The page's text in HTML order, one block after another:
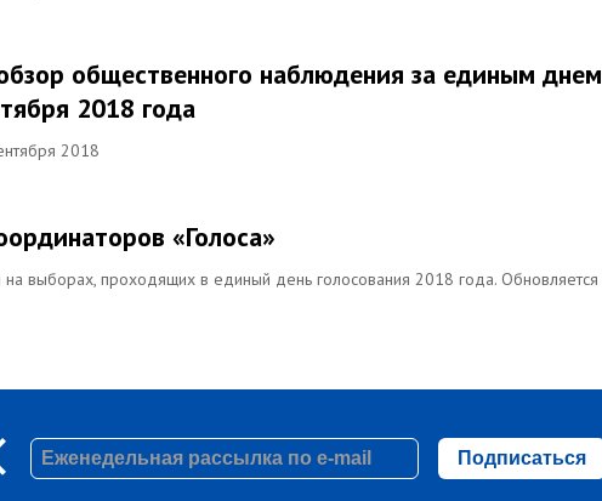
общественного наблюдения за единым днем
2018 года
2018
«Голоса»
выборах, проходящих в единый день голосования 2018 года. Обновляется
Подписаться